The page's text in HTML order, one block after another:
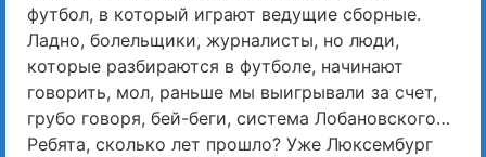
футбол, в который играют ведущие сборные.
Ладно, болельщики, журналисты, но люди,
которые разбираются в футболе, начинают
говорить, мол, раньше мы выигрывали за счет,
грубо говоря, бей-беги, система Лобановского…
Ребята, сколько лет прошло? Уже Люксембург